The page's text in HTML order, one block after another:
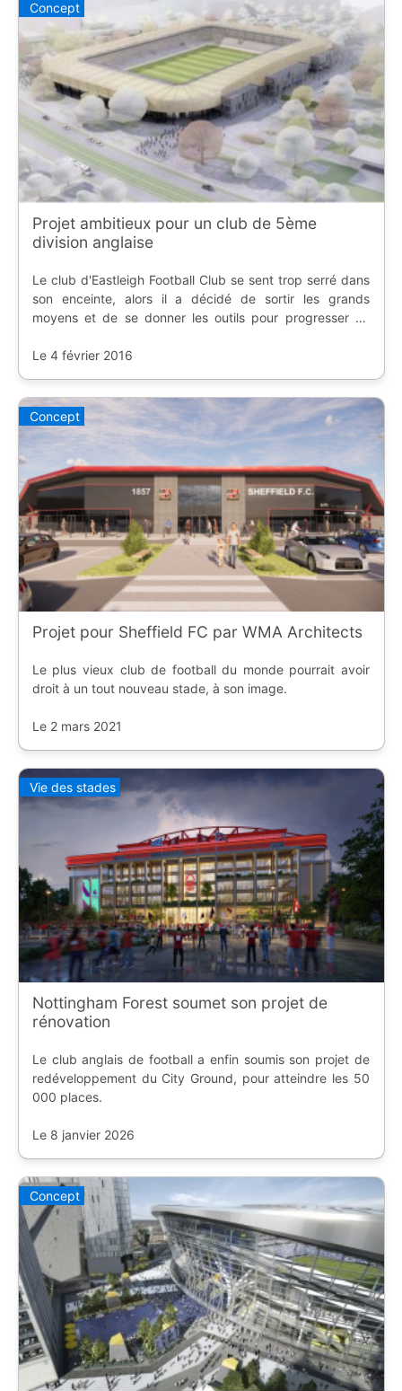
Concept
Projet ambitieux pour un club de 5ème
division anglaise
Le club d'Eastleigh Football Club se sent trop serré dans
son enceinte, alors il a décidé de sortir les grands
moyens et de se donner les outils pour progresser au
Le 4 février 2016
Concept
Projet pour Sheffield FC par WMA Architects
Le plus vieux club de football du monde pourrait avoir
droit à un tout nouveau stade, à son image.
Le 2 mars 2021
Vie des stades
Nottingham Forest soumet son projet de
rénovation
Le club anglais de football a enfin soumis son projet de
redéveloppement du City Ground, pour atteindre les 50
000 places.
Le 8 janvier 2026
Concept